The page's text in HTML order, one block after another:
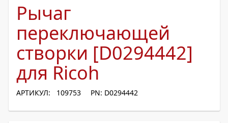
Рычаг
переключающей
створки [D0294442]
для Ricoh
АРТИКУЛ: 109753 PN: D0294442